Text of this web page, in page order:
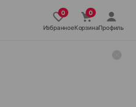
ИзбранноеКорзинаПрофиль